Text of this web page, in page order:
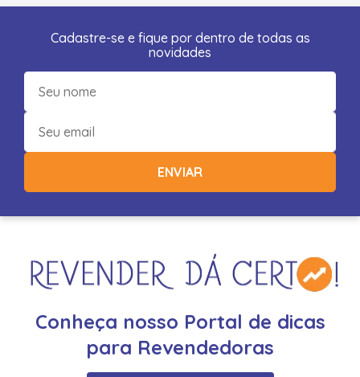
Cadastre-se e fique por dentro de todas as
novidades
ENVIAR
Conheça nosso Portal de dicas
para Revendedoras